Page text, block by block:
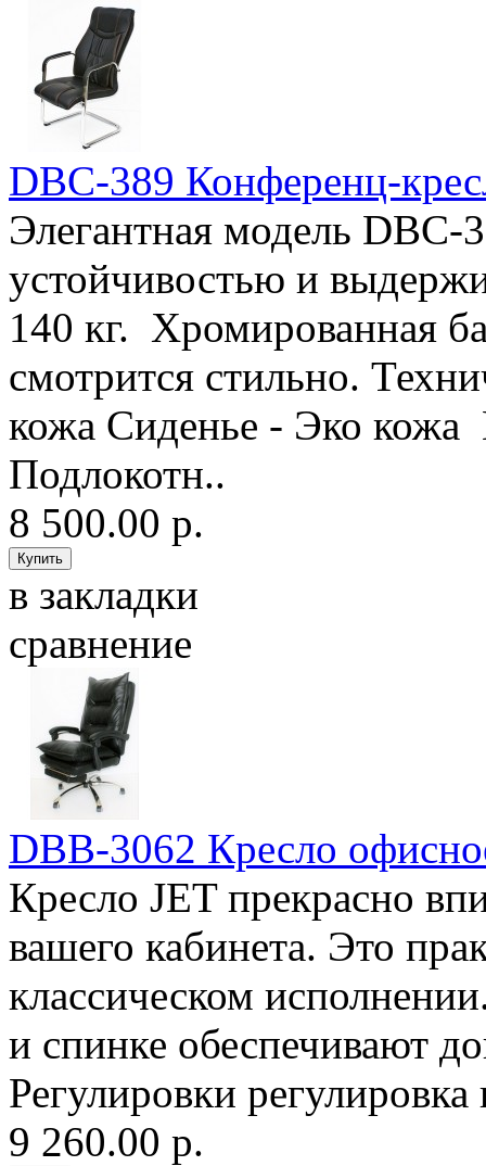
DBC-389 Конференц-
Элегантная модель DBC-
устойчивостью и
140 кг. Хромированная
смотрится стильно.
кожа Сиденье - Эко кожа
Подлокотн..
8 500.00 р.
в закладки
сравнение
DBB-3062 Кресло
Кресло JET прекрасно
вашего кабинета. Это
классическом
и спинке обеспечивают
Регулировки
9 260.00 р.